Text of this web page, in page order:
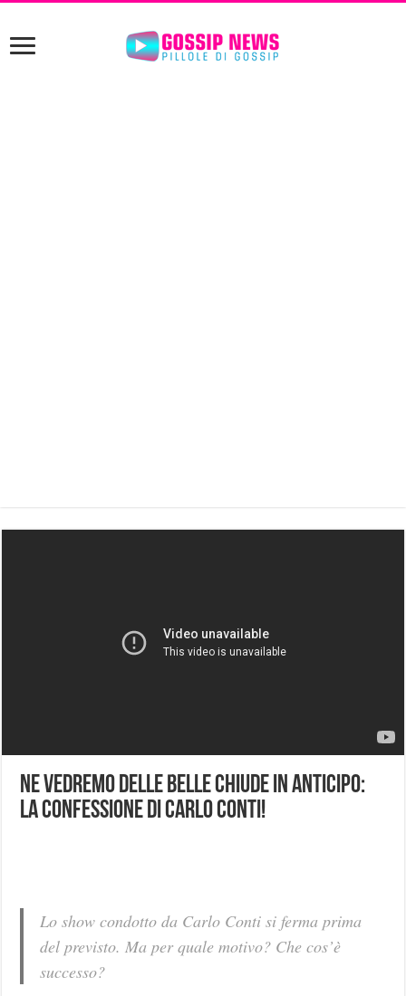
Ne Vedremo Delle Belle Chiude in Anticipo:
La Confessione di Carlo Conti!
Lo show condotto da Carlo Conti si ferma prima
del previsto. Ma per quale motivo? Che cos’è
successo?